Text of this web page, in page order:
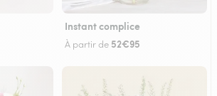
Instant complice
À partir de 52€95